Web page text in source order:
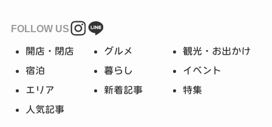
FOLLOW US
開店・閉店 グルメ 観光・お出かけ
宿泊 暮らし イベント
エリア 新着記事 特集
人気記事